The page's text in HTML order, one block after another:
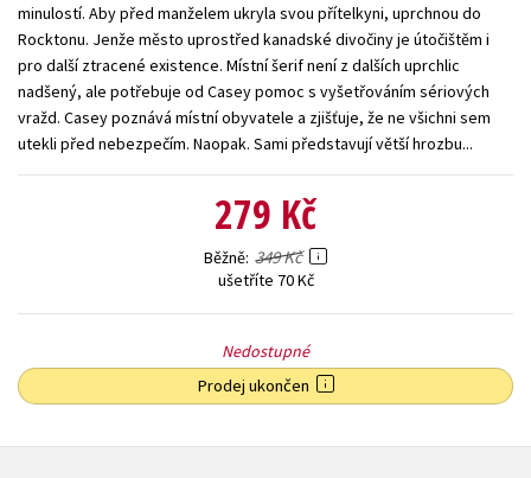
minulostí. Aby před manželem ukryla svou přítelkyni, uprchnou do
Rocktonu. Jenže město uprostřed kanadské divočiny je útočištěm i
pro další ztracené existence. Místní šerif není z dalších uprchlic
nadšený, ale potřebuje od Casey pomoc s vyšetřováním sériových
vražd. Casey poznává místní obyvatele a zjišťuje, že ne všichni sem
utekli před nebezpečím. Naopak. Sami představují větší hrozbu...
279 Kč
Běžně 349 Kč
ušetříte 70 Kč
Nedostupné
Prodej ukončen